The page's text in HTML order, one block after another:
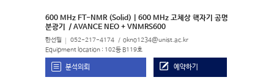
600 MHz FT-NMR (Solid) | 600 MHz 고체상 핵자기 공명
분광기
/ AVANCE NEO + VNMRS600
한선필 052-217-4174 okno1234@unist.ac.kr
Equipment location : 102동 B119호
분석의뢰 예약하기